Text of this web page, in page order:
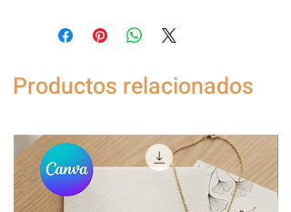
Productos relacionados